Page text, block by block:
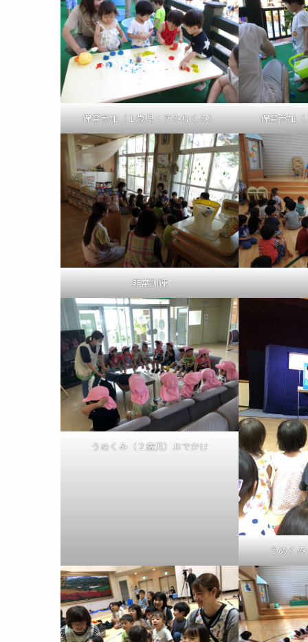
保育参加（１歳児：すみれくみ） 保育参加
非常訓練
うめくみ（２歳児）おでかけ
うめく